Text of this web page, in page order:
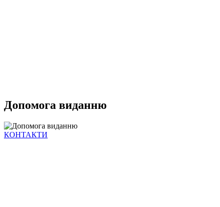
Допомога виданню
КОНТАКТИ